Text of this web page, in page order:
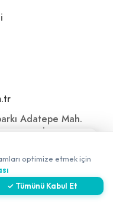
Adatepe Mah.
Buca/İzmir
optimize etmek için
✓ Tümünü Kabul Et
✖